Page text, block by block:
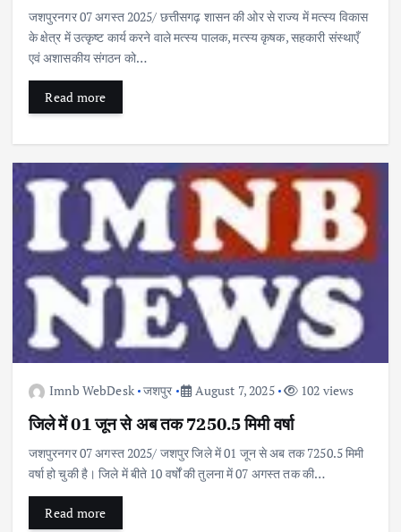
जशपुरनगर 07 अगस्त 2025/ छत्तीसगढ़ शासन की ओर से राज्य में मत्स्य विकास
के क्षेत्र में उत्कृष्ट कार्य करने वाले मत्स्य पालक, मत्स्य कृषक, सहकारी संस्थाएँ
एवं अशासकीय संगठन को…
Read more
Imnb WebDesk जशपुर August 7, 2025 102 views
जिले में 01 जून से अब तक 7250.5 मिमी वर्षा
जशपुरनगर 07 अगस्त 2025/ जशपुर जिले में 01 जून से अब तक 7250.5 मिमी
वर्षा हो चुकी है। जिले में बीते 10 वर्षों की तुलना में 07 अगस्त तक की…
Read more